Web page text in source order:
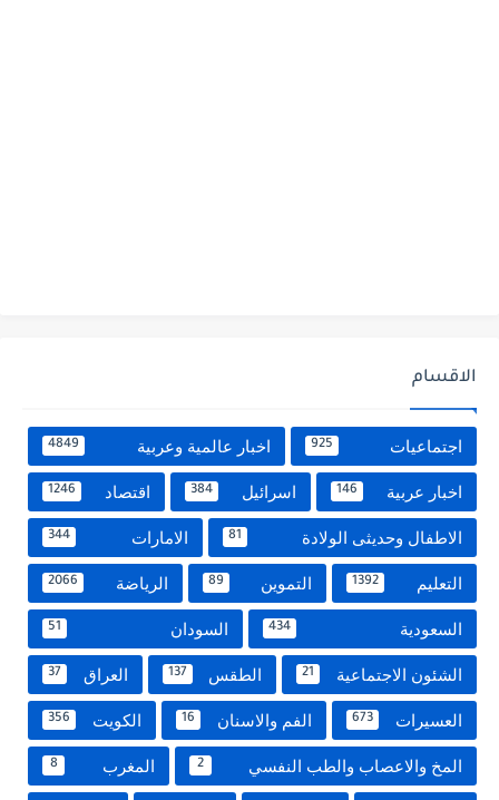
الاقسام
اجتماعيات 925 اخبار عالمية وعربية 4849
اخبار عربية 146 اسرائيل 384 اقتصاد 1246
الاطفال وحديثى الولادة 81 الامارات 344
التعليم 1392 التموين 89 الرياضة 2066
السعودية 434 السودان 51
الشئون الاجتماعية 21 الطقس 137 العراق 37
العسيرات 673 الفم والاسنان 16 الكويت 356
المخ والاعصاب والطب النفسي 2 المغرب 8